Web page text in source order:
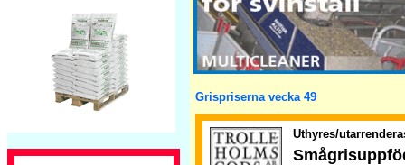
Grispriserna vecka 49
Uthyres/